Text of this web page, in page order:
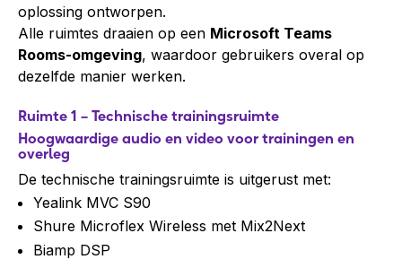
oplossing ontworpen.
Alle ruimtes draaien op een Microsoft Teams
Rooms-omgeving, waardoor gebruikers overal op
dezelfde manier werken.
Ruimte 1 – Technische trainingsruimte
Hoogwaardige audio en video voor trainingen en
overleg
De technische trainingsruimte is uitgerust met:
Yealink MVC S90
Shure Microflex Wireless met Mix2Next
Biamp DSP